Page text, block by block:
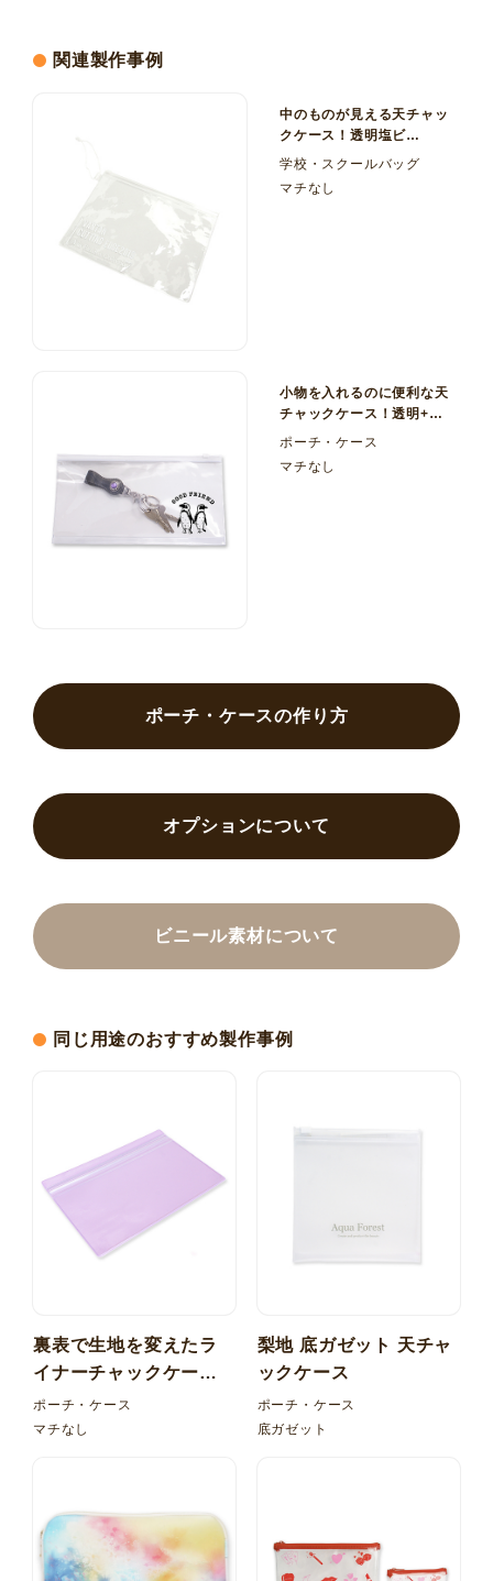
関連製作事例
中のものが見える天チャッ
クケース！透明塩ビ
（PVC） ループ付き マチ
学校・スクールバッグ
マチなし
小物を入れるのに便利な天
チャックケース！透明+カ
ラー塩ビ（PVC）マチな
ポーチ・ケース
マチなし
ポーチ・ケースの作り方
オプションについて
ビニール素材について
同じ用途のおすすめ製作事例
裏表で生地を変えたラ
イナーチャックケー
ス！塩ビ（PVC）マチ
なし
ポーチ・ケース
マチなし
梨地 底ガゼット 天チャ
ックケース
ポーチ・ケース
底ガゼット